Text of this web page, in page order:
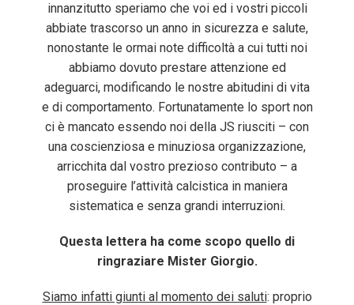
innanzitutto speriamo che voi ed i vostri piccoli
abbiate trascorso un anno in sicurezza e salute,
nonostante le ormai note difficoltà a cui tutti noi
abbiamo dovuto prestare attenzione ed
adeguarci, modificando le nostre abitudini di vita
e di comportamento. Fortunatamente lo sport non
ci è mancato essendo noi della JS riusciti – con
una coscienziosa e minuziosa organizzazione,
arricchita dal vostro prezioso contributo – a
proseguire l’attività calcistica in maniera
sistematica e senza grandi interruzioni.
Questa lettera ha come scopo quello di
ringraziare Mister Giorgio.
Siamo infatti giunti al momento dei saluti: proprio